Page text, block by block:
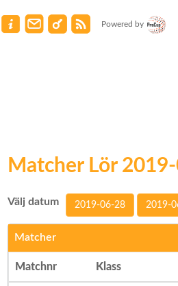
Powered by
Matcher Lör
Välj datum 2019-06-28 2019-
Matcher
Matchnr Klass